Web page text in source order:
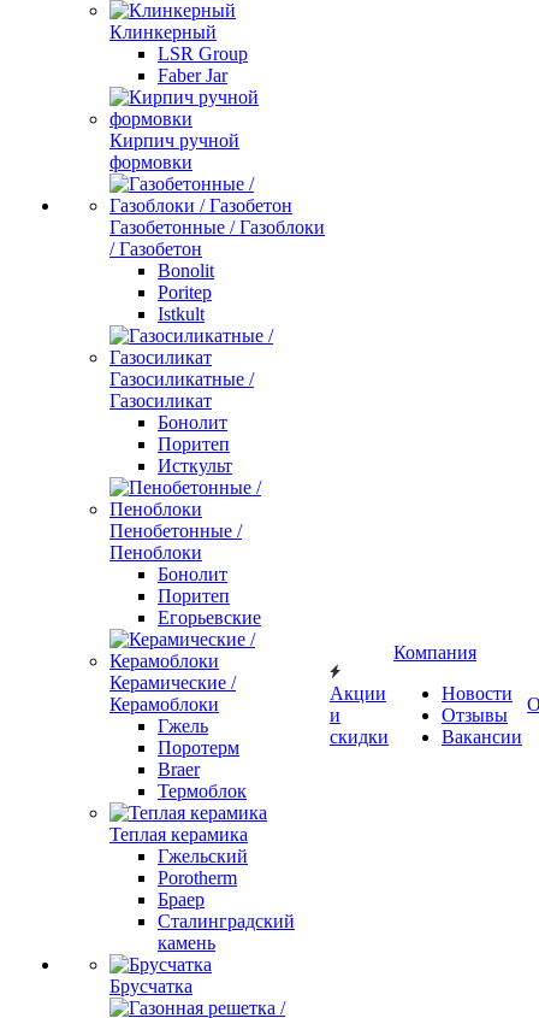
Клинкерный
LSR Group
Faber Jar
Кирпич ручной
формовки
Газобетонные / Газоблоки
/ Газобетон
Bonolit
Poritep
Istkult
Газосиликатные /
Газосиликат
Бонолит
Поритеп
Исткульт
Пенобетонные /
Пеноблоки
Бонолит
Поритеп
Егорьевские
Керамические /
Керамоблоки
Гжель
Поротерм
Braer
Термоблок
Теплая керамика
Гжельский
Porotherm
Браер
Сталинградский
камень
Брусчатка
Акции
и
скидки
Компания
Новости
Отзывы
Вакансии